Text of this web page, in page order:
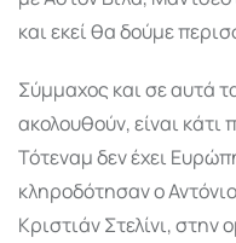
και εκεί θα δούμε
Σύμμαχος και σε αυτά
ακολουθούν, είναι κάτι
Τότεναμ δεν έχει
κληροδότησαν ο
Κριστιάν Στελίνι,